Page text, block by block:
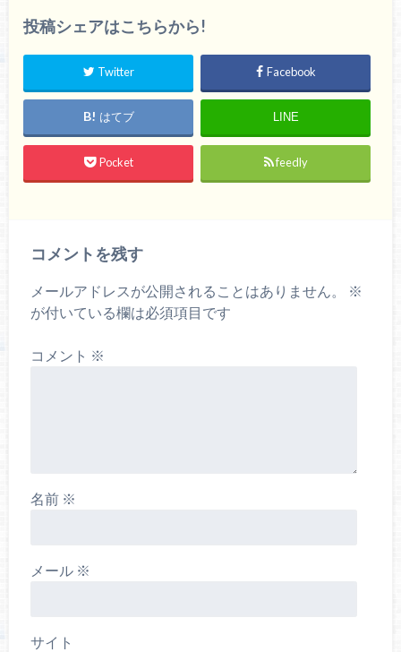
投稿シェアはこちらから!
Twitter Facebook
はてブ LINE
Pocket feedly
コメントを残す
メールアドレスが公開されることはありません。
※
が付いている欄は必須項目です
コメント ※
名前 ※
メール ※
サイト